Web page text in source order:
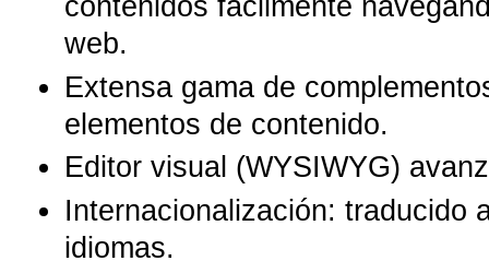
web.
Extensa gama de
elementos de contenido.
Editor visual (WYSIWYG)
Internacionalización: traducido
idiomas.